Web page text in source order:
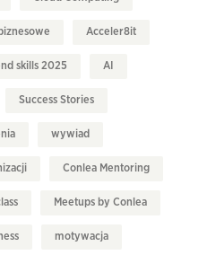
Acceler8it
skills 2025 AI
Success Stories
wywiad
Conlea Mentoring
Meetups by Conlea
motywacja